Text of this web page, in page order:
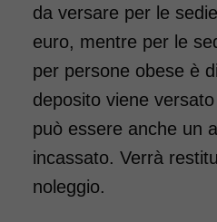
Noleggio
pieghevole
- con
Seduta 55
da versare per le
euro, mentre per le
per persone obese è
deposito viene
può essere anche un
incassato. Verrà
noleggio.